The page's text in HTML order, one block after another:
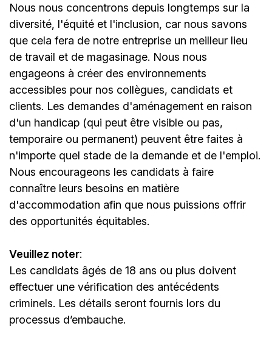
Nous nous concentrons depuis longtemps sur la
diversité, l'équité et l'inclusion, car nous savons
que cela fera de notre entreprise un meilleur lieu
de travail et de magasinage. Nous nous
engageons à créer des environnements
accessibles pour nos collègues, candidats et
clients. Les demandes d'aménagement en raison
d'un handicap (qui peut être visible ou pas,
temporaire ou permanent) peuvent être faites à
n'importe quel stade de la demande et de l'emploi.
Nous encourageons les candidats à faire
connaître leurs besoins en matière
d'accommodation afin que nous puissions offrir
des opportunités équitables.
Veuillez noter:
Les candidats âgés de 18 ans ou plus doivent
effectuer une vérification des antécédents
criminels. Les détails seront fournis lors du
processus d’embauche.